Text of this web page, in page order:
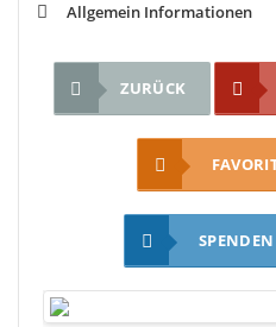
Allgemein Informationen
ZURÜCK